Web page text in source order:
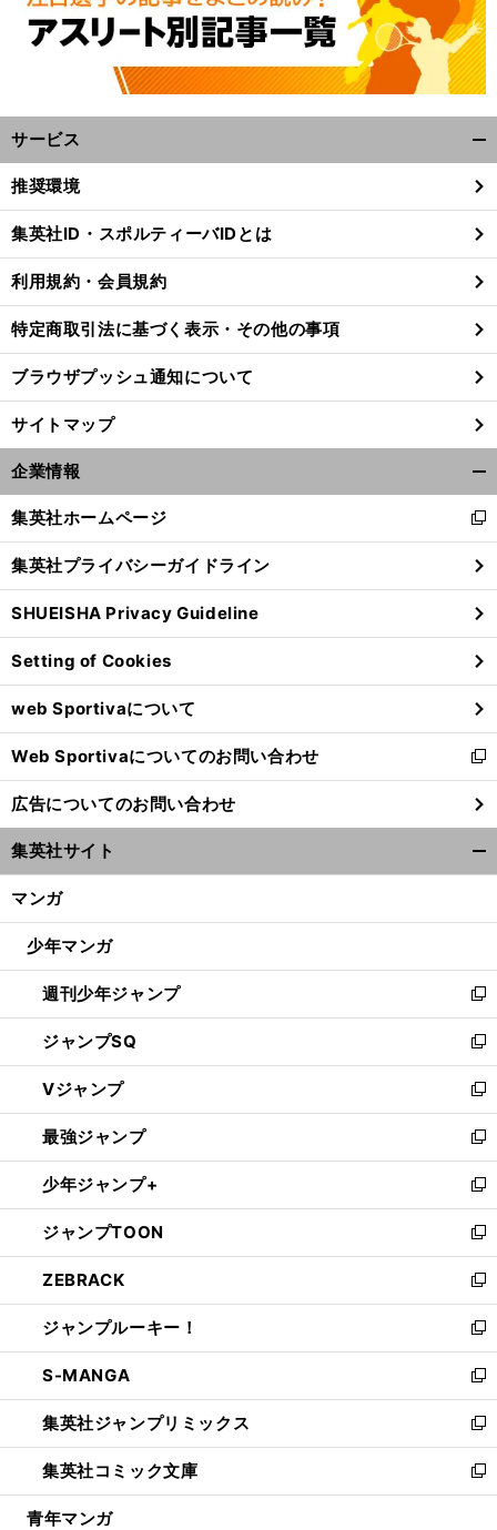
【
木
】
サービス
閉
る
推奨環境
集英社ID・スポルティーバIDとは
利用規約・会員規約
特定商取引法に基づく表示・その他の事項
ブラウザプッシュ通知について
サイトマップ
企業情報
閉
る
集英社ホームページ
新
し
い
ウ
ィ
ン
ド
ウ
で
開
く
集英社プライバシーガイドライン
SHUEISHA Privacy Guideline
Setting of Cookies
web Sportivaについて
Web Sportivaについてのお問い合わせ
新
し
い
ウ
ィ
ン
ウ
開
く
広告についてのお問い合わせ
集英社サイト
マンガ
少年マンガ
週刊少年ジャンプ
新
し
い
ウ
ィ
ン
ド
ウ
で
開
く
ジャンプSQ
新
し
い
ウ
ィ
ン
ド
ウ
で
開
く
Vジャンプ
新
し
い
ウ
ィ
ン
ド
ウ
で
開
く
最強ジャンプ
新
し
い
ウ
ィ
ン
ド
ウ
で
開
く
少年ジャンプ+
新
し
い
ウ
ィ
ン
ド
ウ
で
開
く
ジャンプTOON
新
し
い
ウ
ィ
ン
ド
ウ
で
開
く
ZEBRACK
新
し
い
ウ
ィ
ン
ド
ウ
で
開
ジャンプルーキー！
新
し
い
ウ
ィ
ン
ド
ウ
S-MANGA
新
し
い
ウ
ィ
ン
集英社ジャンプリミックス
新
し
い
ウ
集英社コミック文庫
新
し
青年マンガ